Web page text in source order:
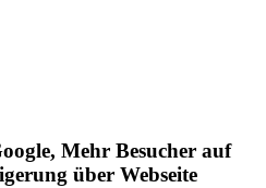
Mehr Besucher auf
über Webseite